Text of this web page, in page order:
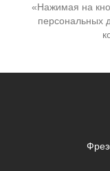
«Нажимая на
персональных